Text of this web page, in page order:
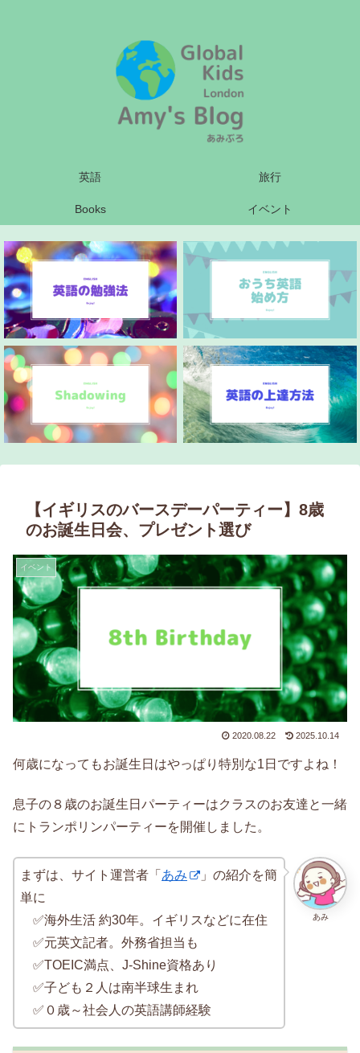
英語 旅行
Books イベント
【イギリスのバースデーパーティー】8歳
のお誕生日会、プレゼント選び
イベント
2020.08.22 2025.10.14
何歳になってもお誕生日はやっぱり特別な1日ですよね！
息子の８歳のお誕生日パーティーはクラスのお友達と一緒
にトランポリンパーティーを開催しました。
あみ
まずは、サイト運営者「 あみ
」の紹介を簡
単に
✅海外生活 約30年。イギリスなどに在住
✅元英文記者。外務省担当も
✅TOEIC満点、J-Shine資格あり
✅子ども２人は南半球生まれ
✅０歳～社会人の英語講師経験